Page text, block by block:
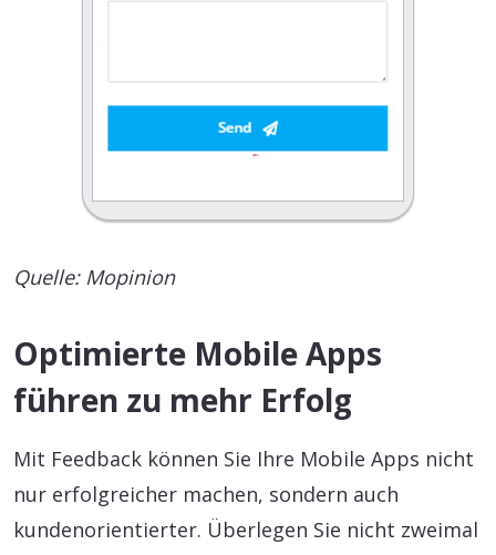
Quelle: Mopinion
Optimierte Mobile Apps
führen zu mehr Erfolg
Mit Feedback können Sie Ihre Mobile Apps nicht
nur erfolgreicher machen, sondern auch
kundenorientierter. Überlegen Sie nicht zweimal